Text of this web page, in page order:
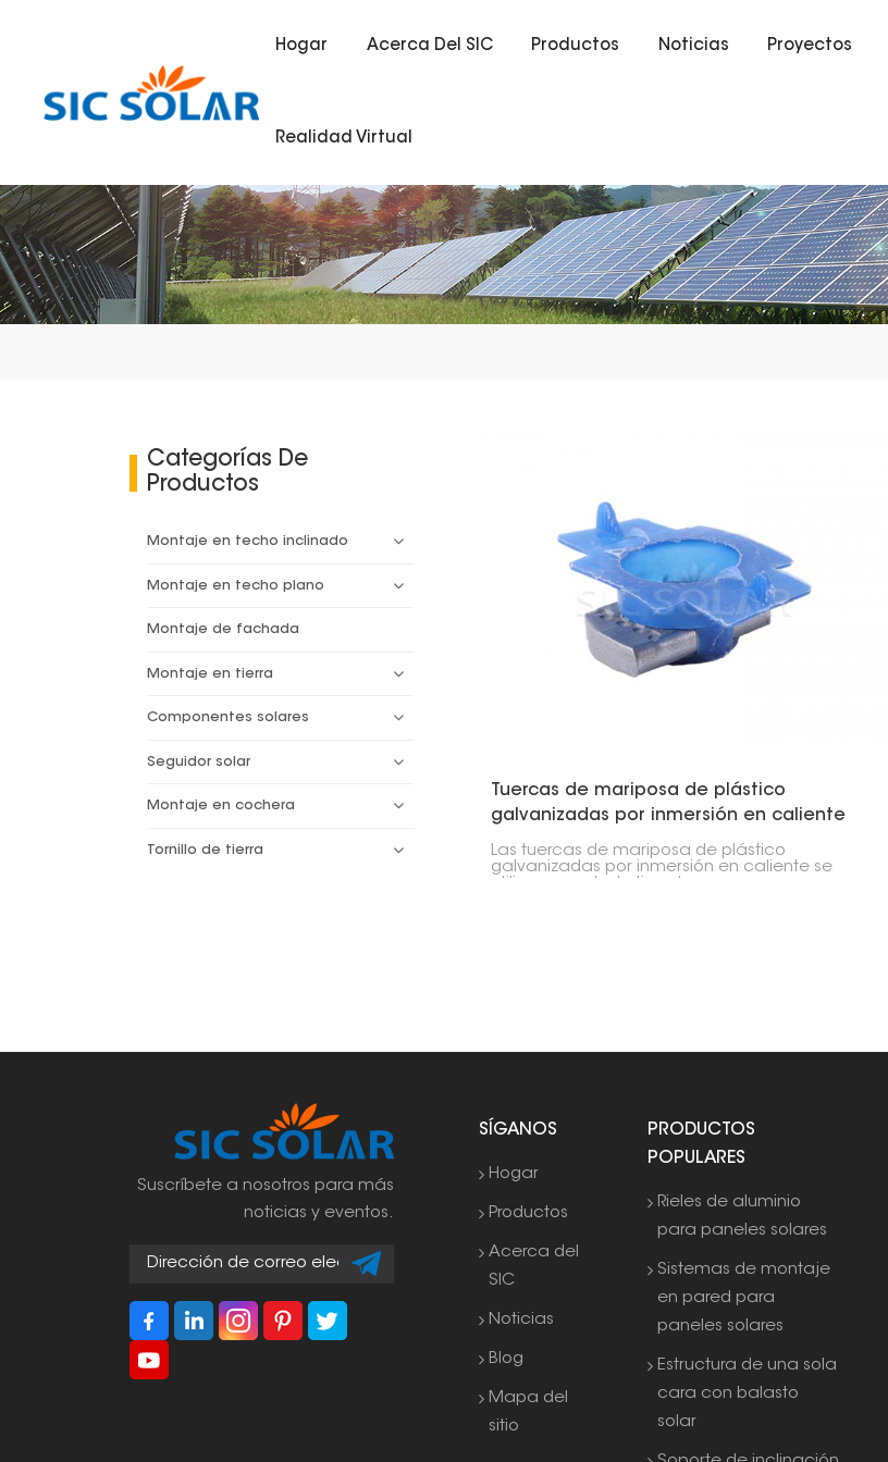
Hogar Acerca Del SIC Productos Noticias Proyectos
Realidad Virtual
Categorías De
Productos
Montaje en techo inclinado
Montaje en techo plano
Montaje de fachada
Montaje en tierra
Componentes solares
Seguidor solar
Montaje en cochera
Tornillo de tierra
Tuercas de mariposa de plástico
galvanizadas por inmersión en caliente
Las tuercas de mariposa de plástico
galvanizadas por inmersión en caliente se
Suscríbete a nosotros para más
noticias y eventos.
SÍGANOS
Hogar
Productos
Acerca del
SIC
Noticias
Blog
Mapa del
sitio
PRODUCTOS
POPULARES
Rieles de aluminio
para paneles solares
Sistemas de montaje
en pared para
paneles solares
Estructura de una sola
cara con balasto
solar